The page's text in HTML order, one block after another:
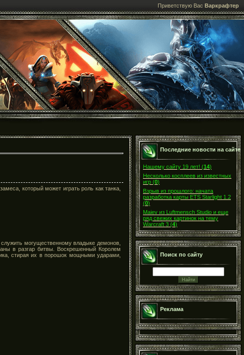
Приветствую Вас Варкрафтер
который может играть роль как танка,
могущественному владыке демонов,
в разгар битвы. Воскрешенный Королем
стирая их в порошок мощными ударами,
Последние новости на сайте
Нашему сайту 19 лет! (14)
Несколько косплеев из известных
игр (0)
Взрыв из прошлого: начата
разработка карты ETS Starlight 1.2
(0)
Maiev из Luftmensch Studio и еще
ряд свежих картинок на тему
Warcraft 3 (4)
Поиск по сайту
Реклама